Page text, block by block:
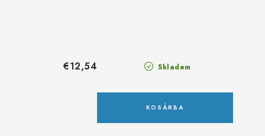
Skladem
€12,54
KOSÁRBA